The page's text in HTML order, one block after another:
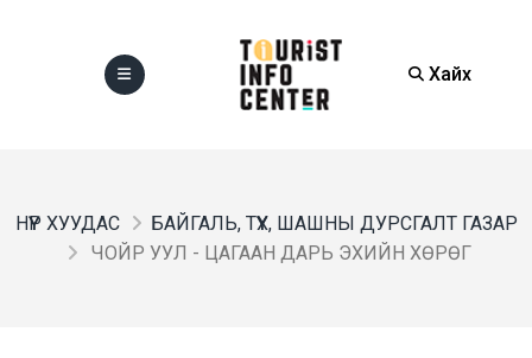
Хайх
НҮҮР ХУУДАС
БАЙГАЛЬ, ТҮҮХ, ШАШНЫ ДУРСГАЛТ ГАЗАР
ЧОЙР УУЛ - ЦАГААН ДАРЬ ЭХИЙН ХӨРӨГ